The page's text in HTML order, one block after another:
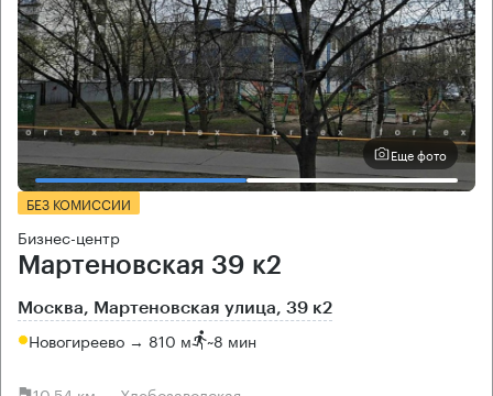
Еще фото
БЕЗ КОМИССИИ
Бизнес-центр
Мартеновская 39 к2
Москва, Мартеновская улица, 39 к2
Новогиреево → 810 м ~8 мин